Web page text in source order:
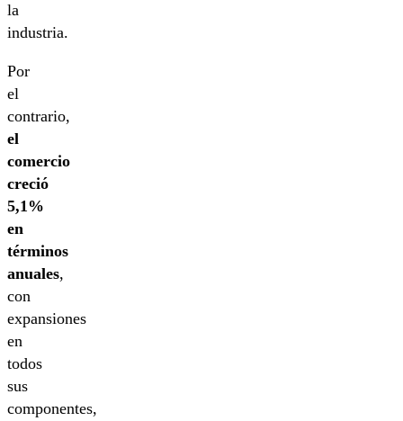
la
industria.
Por
el
contrario,
el
comercio
creció
5,1%
en
términos
anuales,
con
expansiones
en
todos
sus
componentes,